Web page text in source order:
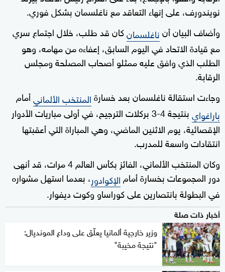
نويندورف، على إنهاء التعاقد مع ناغلسمان بشكل فوري.
وأضاف البيان أنناغلسمانكان قد طلب، خلال اجتماع سري
مع قيادة الاتحاد في اليوم السابق، إعفاءه من مهامه، وهو
الطلب الذي وافق عليه ممثلو أصحاب المصلحة ومجلس
الرقابة.
وجاءت استقالة ناغلسمان بعد خسارةالمنتخب الألمانيأمام
باراغواي
بنتيجة 4-3 بركلات الترجيح، في أولى مباريات الأدوار
الإقصائية، يوم الاثنين الماضي، وهي المباراة التي أعقبتها
انتقادات واسعة للمدرب.
وكان المنتخب الألماني، الفائز بكأس العالم 4 مرات، قد أنهى
دور المجموعات بخسارة أمام الإكوادور، بعدما استهل مشواره
في البطولة بانتصارين على كوراساو وكوت ديفوار.
أخبار ذات صلة
وزير خارجية ألمانيا يعلّق على وداع المونديال:
"نتيجة مخيبة"